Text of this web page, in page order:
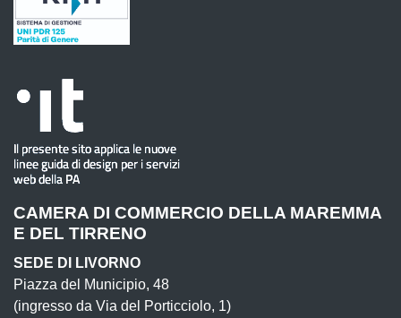
CAMERA DI COMMERCIO DELLA MAREMMA
E DEL TIRRENO
SEDE DI LIVORNO
Piazza del Municipio, 48
(ingresso da Via del Porticciolo, 1)